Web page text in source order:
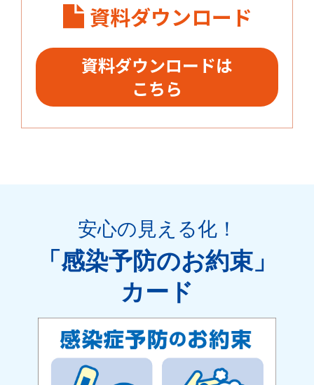
資料ダウンロード
資料ダウンロードは
こちら
安心の見える化！
「感染予防のお約束」
カード